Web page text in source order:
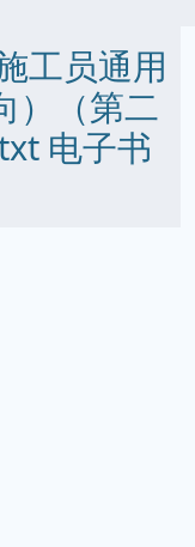
工员通用
）（第二
电子书